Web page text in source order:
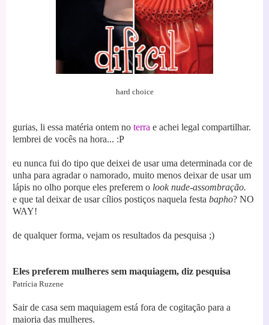
hard choice
gurias, li essa matéria ontem no terra e achei legal compartilhar.
lembrei de vocês na hora... :P
eu nunca fui do tipo que deixei de usar uma determinada cor de
unha para agradar o namorado, muito menos deixar de usar um
lápis no olho porque eles preferem o look nude-assombração.
e que tal deixar de usar cílios postiços naquela festa bapho? NO
WAY!
de qualquer forma, vejam os resultados da pesquisa ;)
Eles preferem mulheres sem maquiagem, diz pesquisa
Patrícia Ruzene
Sair de casa sem maquiagem está fora de cogitação para a
maioria das mulheres.